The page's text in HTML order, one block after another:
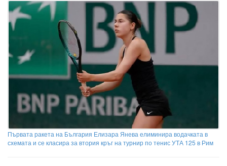
Първата ракета на България Елизара Янева елиминира водачката в
схемата и се класира за втория кръг на турнир по тенис УТА 125 в Рим